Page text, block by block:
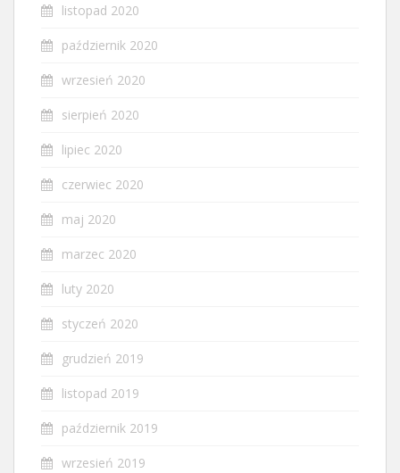
listopad 2020
październik 2020
wrzesień 2020
sierpień 2020
lipiec 2020
czerwiec 2020
maj 2020
marzec 2020
luty 2020
styczeń 2020
grudzień 2019
listopad 2019
październik 2019
wrzesień 2019